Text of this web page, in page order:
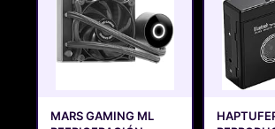
MARS GAMING ML